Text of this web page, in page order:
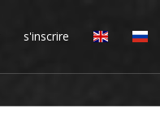
s'inscrire